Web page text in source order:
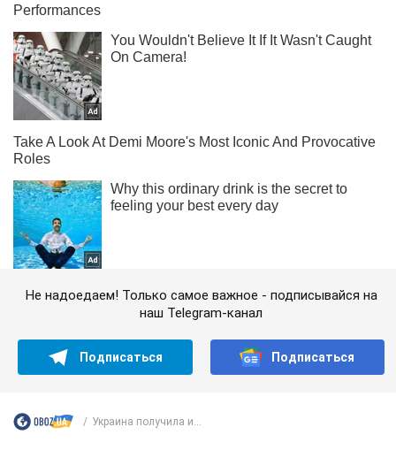
Не надоедаем! Только самое важное - подписывайся на
наш Telegram-канал
Подписаться Подписаться
Украина получила и...